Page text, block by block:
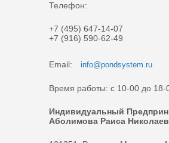
Телефон:
+7 (495) 647-14-07
+7 (916) 590-62-49
Email: info@pondsystem.ru
Время работы: с 10-00 до 18-
Индивидуальный
Аболимова Раиса